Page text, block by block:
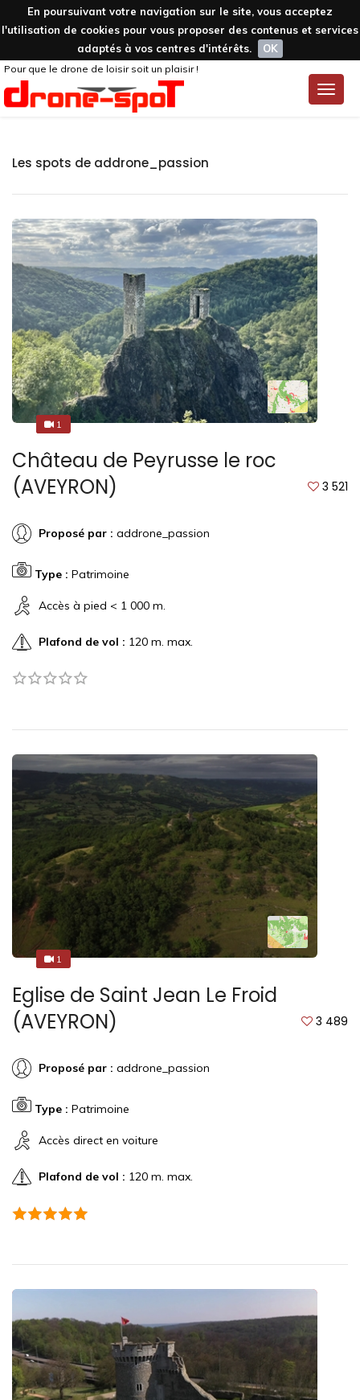
En poursuivant votre navigation sur le site, vous acceptez
l'utilisation de cookies pour vous proposer des contenus et services
adaptés à vos centres d'intérêts.
OK
Toggle
Pour que le drone de loisir soit un plaisir !
Les spots de addrone_passion
11
Château de Peyrusse le roc
(AVEYRON)
3 521
Proposé par : addrone_passion
Type : Patrimoine
Accès à pied < 1 000 m.
Plafond de vol : 120 m. max.
3
1
Eglise de Saint Jean Le Froid
(AVEYRON)
3 489
Proposé par : addrone_passion
Type : Patrimoine
Accès direct en voiture
Plafond de vol : 120 m. max.